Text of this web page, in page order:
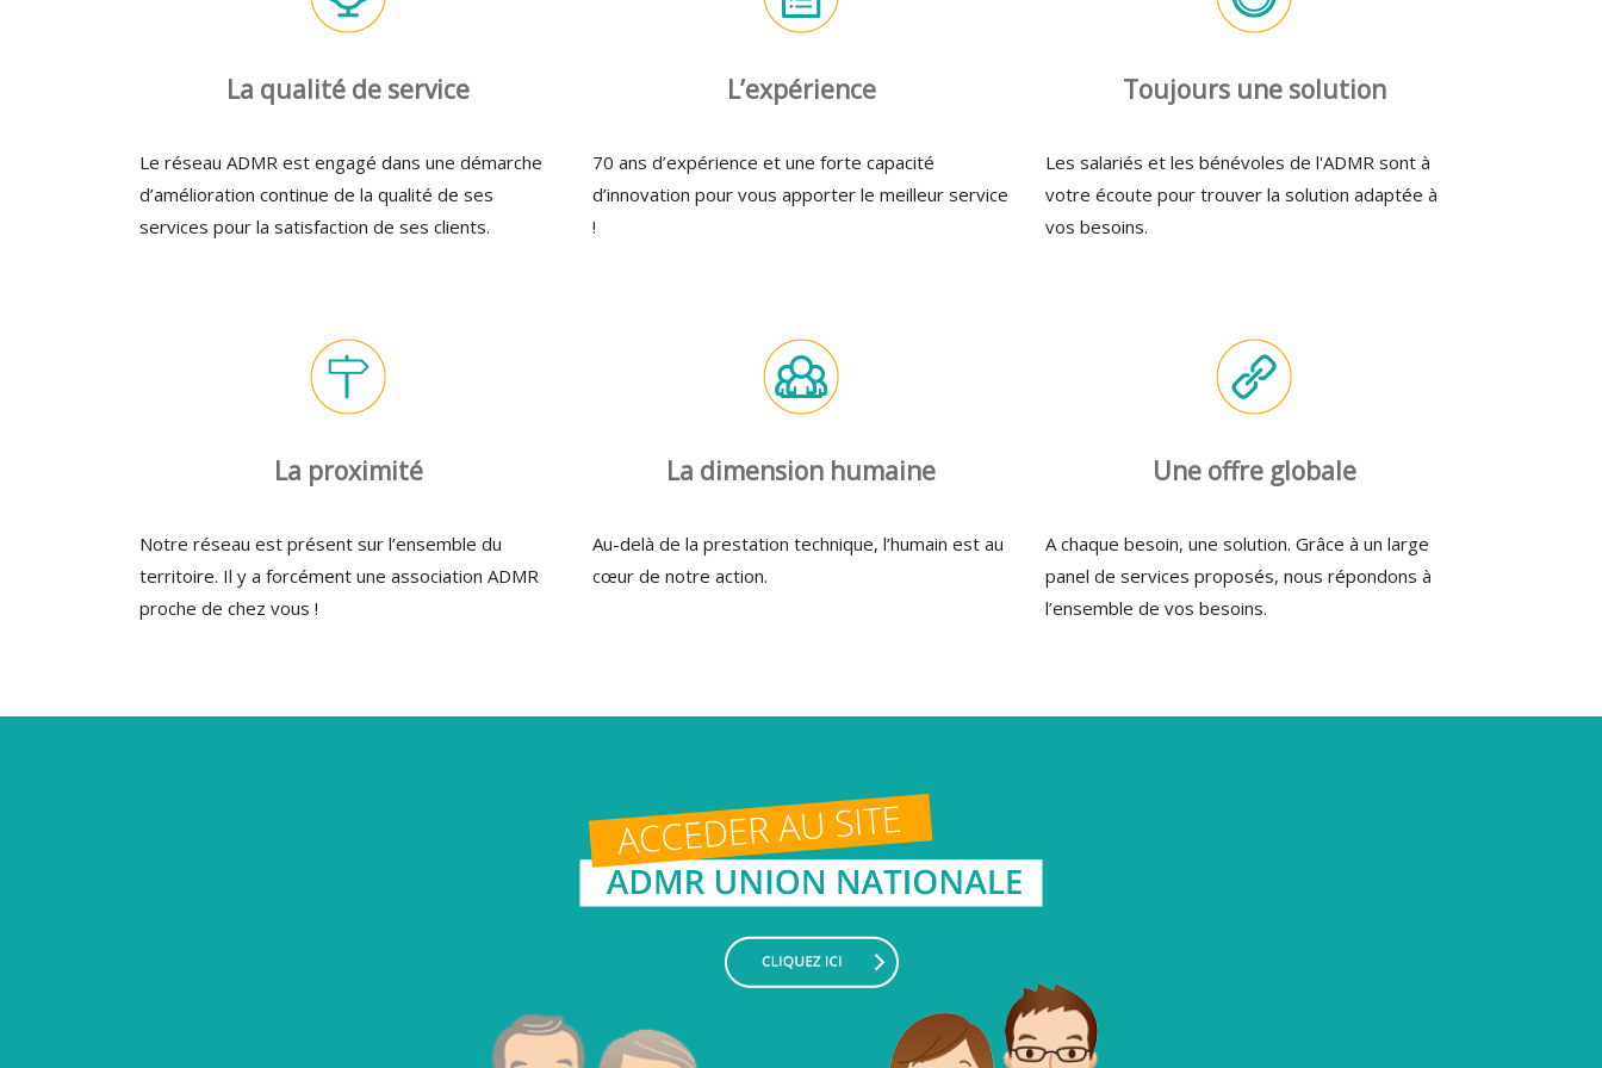
La qualité de service
Le réseau ADMR est engagé dans une démarche
d’amélioration continue de la qualité de ses
services pour la satisfaction de ses clients.
L’expérience
70 ans d’expérience et une forte capacité
d’innovation pour vous apporter le meilleur service
!
Toujours une solution
Les salariés et les bénévoles de l'ADMR sont à
votre écoute pour trouver la solution adaptée à
vos besoins.
La proximité
Notre réseau est présent sur l’ensemble du
territoire. Il y a forcément une association ADMR
proche de chez vous !
La dimension humaine
Au-delà de la prestation technique, l’humain est au
cœur de notre action.
Une offre globale
A chaque besoin, une solution. Grâce à un large
panel de services proposés, nous répondons à
l’ensemble de vos besoins.